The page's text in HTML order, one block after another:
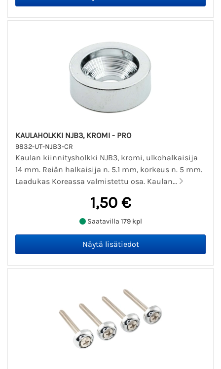
KAULAHOLKKI NJB3, KROMI - PRO
9832-UT-NJB3-CR
Kaulan kiinnitysholkki NJB3, kromi, ulkohalkaisija
14 mm. Reiän halkaisija n. 5.1 mm, korkeus n. 5 mm.
Laadukas Koreassa valmistettu osa. Kaulan...
1,50 €
Saatavilla 179 kpl